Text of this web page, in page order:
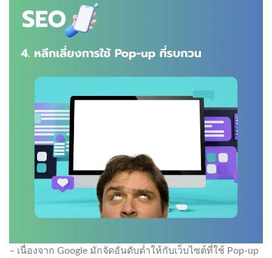
– เนื่องจาก Google มักจัดอันดับต่ำให้กับเว็บไซต์ที่ใช้ Pop-up